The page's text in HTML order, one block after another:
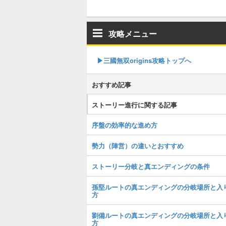
攻略メニュー
▶︎三國無双origins攻略トップへ
おすすめ記事
ストーリー進行に関する記事
序盤の効率的な進め方
勢力（陣営）の違いとおすすめ
ストーリー分岐と真エンディングの条件
孫堅ルートの真エンディングの分岐場所と入
方
劉備ルートの真エンディングの分岐場所と入
方